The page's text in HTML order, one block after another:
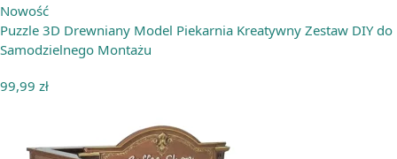
Nowość
Puzzle 3D Drewniany Model Piekarnia Kreatywny Zestaw DIY do
Samodzielnego Montażu
99,99 zł